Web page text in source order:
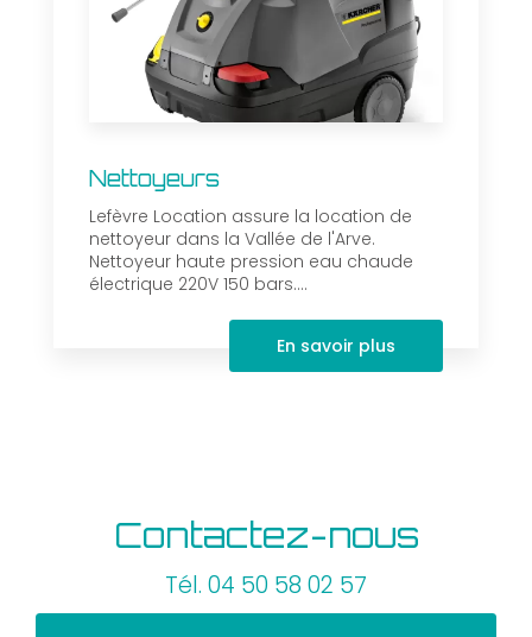
Nettoyeurs
Lefèvre Location assure la location de
nettoyeur dans la Vallée de l'Arve.
Nettoyeur haute pression eau chaude
électrique 220V 150 bars....
En savoir plus
Contactez-nous
Tél. 04 50 58 02 57